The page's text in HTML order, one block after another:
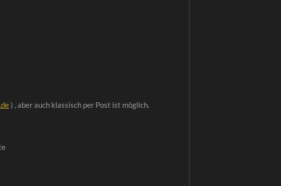
) , aber auch klassisch per Post ist möglich.